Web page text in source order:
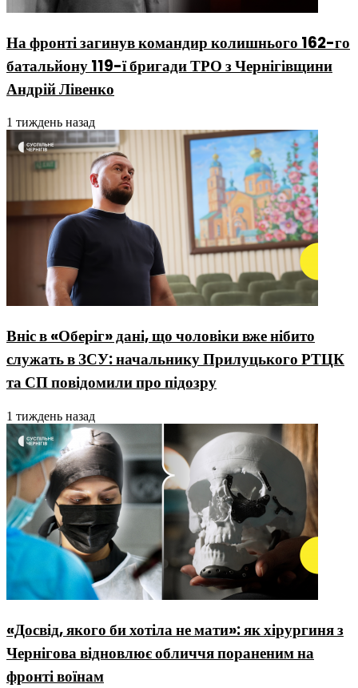
На фронті загинув командир колишнього 162-го
батальйону 119-ї бригади ТРО з Чернігівщини
Андрій Лівенко
1 тиждень назад
Вніс в «Оберіг» дані, що чоловіки вже нібито
служать в ЗСУ: начальнику Прилуцького РТЦК
та СП повідомили про підозру
1 тиждень назад
«Досвід, якого би хотіла не мати»: як хірургиня з
Чернігова відновлює обличчя пораненим на
фронті воїнам